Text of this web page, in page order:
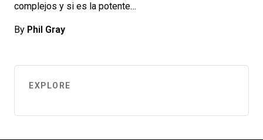
complejos y si es la potente…
By Phil Gray
EXPLORE